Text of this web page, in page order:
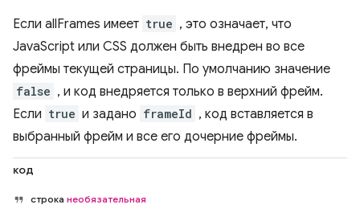
Если allFrames имеет true , это означает, что
JavaScript или CSS должен быть внедрен во все
фреймы текущей страницы. По умолчанию значение
false , и код внедряется только в верхний фрейм.
Если true и задано frameId , код вставляется в
выбранный фрейм и все его дочерние фреймы.
код
строка необязательная